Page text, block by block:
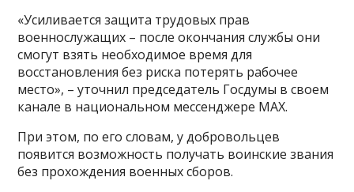
«Усиливается защита трудовых прав
военнослужащих – после окончания службы они
смогут взять необходимое время для
восстановления без риска потерять рабочее
место», – уточнил председатель Госдумы в своем
канале в национальном мессенджере МАХ.
При этом, по его словам, у добровольцев
появится возможность получать воинские звания
без прохождения военных сборов.